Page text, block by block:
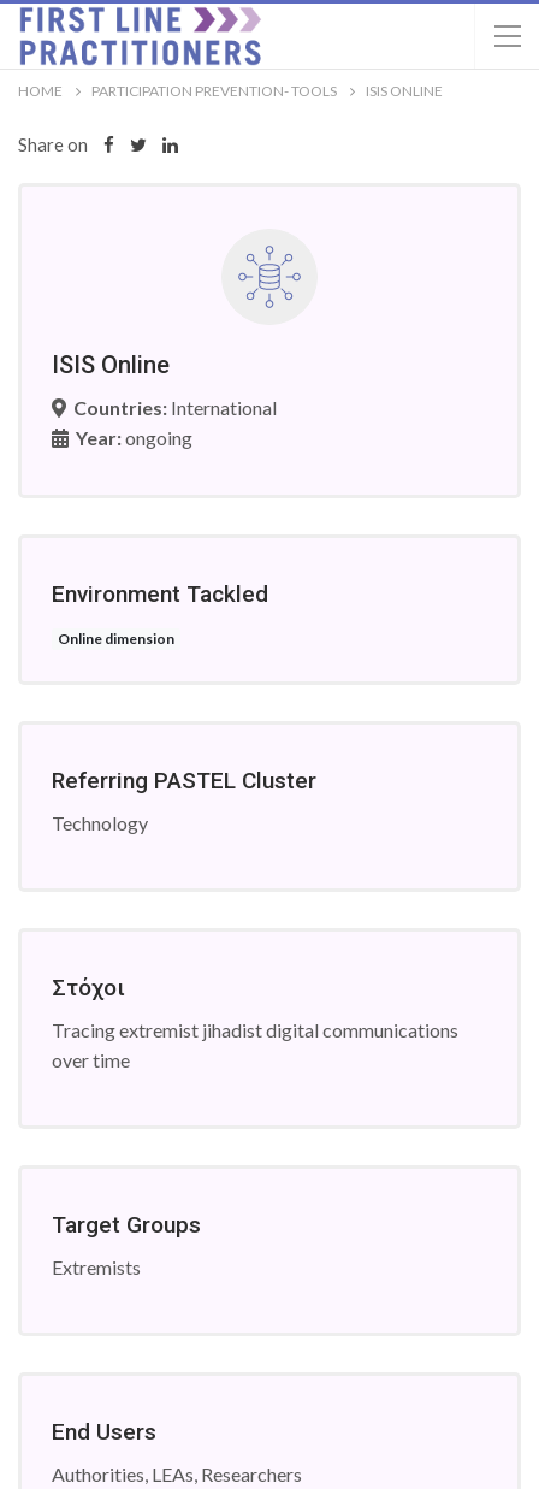
HOME PARTICIPATION PREVENTION- TOOLS ISIS ONLINE
Share on
ISIS Online
Countries: International
Year:ongoing
Environment Tackled
Online dimension
Referring PASTEL Cluster
Technology
Στόχοι
Tracing extremist jihadist digital communications
over time
Target Groups
Extremists
End Users
Authorities, LEAs, Researchers